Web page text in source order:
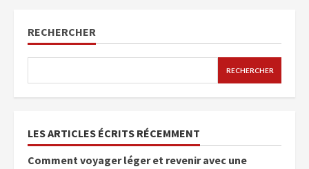
RECHERCHER
RECHERCHER
LES ARTICLES ÉCRITS RÉCEMMENT
Comment voyager léger et revenir avec une